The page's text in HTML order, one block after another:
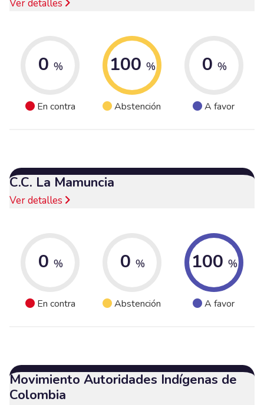
Ver detalles
0 %
En contra
100 %
Abstención
0 %
A favor
C.C. La Mamuncia
Ver detalles
0 %
En contra
0 %
Abstención
100 %
A favor
Movimiento Autoridades Indígenas de
Colombia